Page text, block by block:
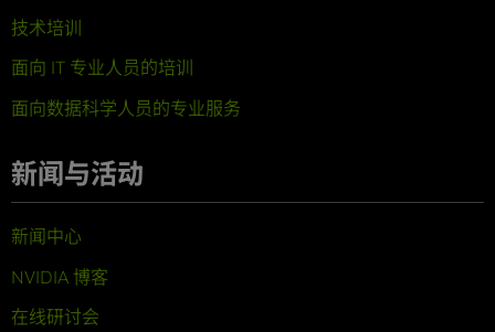
技术培训
面向 IT 专业人员的培训
面向数据科学人员的专业服务
新闻与活动
新闻中心
NVIDIA 博客
在线研讨会